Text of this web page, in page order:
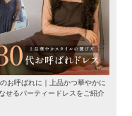
お呼ばれに｜上品かつ華やかに
せるパーティードレスをご紹介